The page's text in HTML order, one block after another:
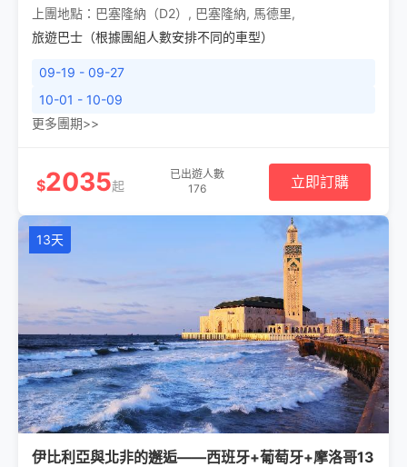
上團地點： 巴塞隆納（D2） , 巴塞隆納, 馬德里,
旅遊巴士（根據團組人數安排不同的車型）
09-19 - 09-27
10-01 - 10-09
更多團期>>
$2035起
已出遊人數
176
立即訂購
13天
伊比利亞與北非的邂逅——西班牙+葡萄牙+摩洛哥13